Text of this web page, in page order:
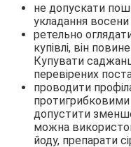
не допускати
укладання восени
ретельно
купівлі, він
Купувати
перевірених
проводити
допустити
можна
йоду, препарати